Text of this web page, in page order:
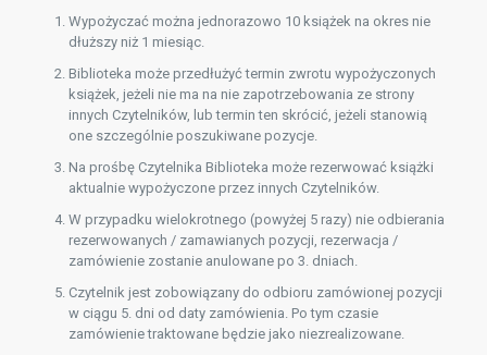
Wypożyczać można jednorazowo 10 książek na okres nie
dłuższy niż 1 miesiąc.
Biblioteka może przedłużyć termin zwrotu wypożyczonych
książek, jeżeli nie ma na nie zapotrzebowania ze strony
innych Czytelników, lub termin ten skrócić, jeżeli stanowią
one szczególnie poszukiwane pozycje.
Na prośbę Czytelnika Biblioteka może rezerwować książki
aktualnie wypożyczone przez innych Czytelników.
W przypadku wielokrotnego (powyżej 5 razy) nie odbierania
rezerwowanych / zamawianych pozycji, rezerwacja /
zamówienie zostanie anulowane po 3. dniach.
Czytelnik jest zobowiązany do odbioru zamówionej pozycji
w ciągu 5. dni od daty zamówienia. Po tym czasie
zamówienie traktowane będzie jako niezrealizowane.